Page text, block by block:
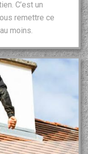
C’est un
remettre ce
moins.